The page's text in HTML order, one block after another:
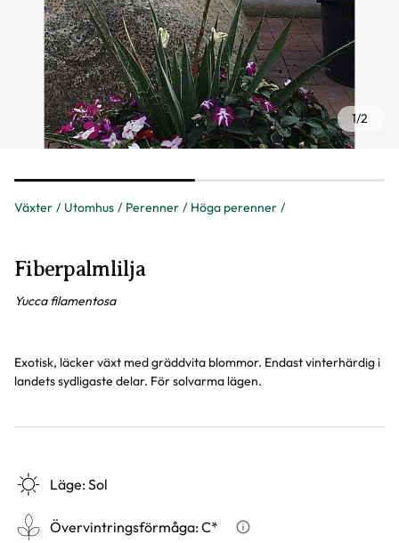
Växter Utomhus Perenner Höga perenner
1/2
Fiberpalmlilja
Yucca filamentosa
Exotisk, läcker växt med gräddvita blommor. Endast vinterhärdig i
landets sydligaste delar. För solvarma lägen.
Läge:Sol
Övervintringsförmåga:C* Vad betyder